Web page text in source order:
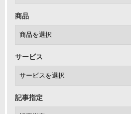
商品
サービス
記事指定